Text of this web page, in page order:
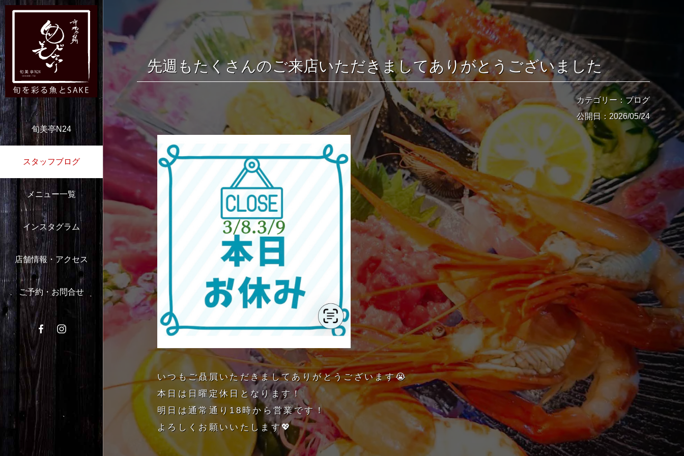
旬美亭N24
スタッフブログ
メニュー一覧
インスタグラム
店舗情報・アクセス
ご予約・お問合せ
先週もたくさんのご来店いただきましてありがとうございました
カテゴリー：ブログ
公開日：2026/05/24
いつもご贔屓いただきましてありがとうございます😭
本日は日曜定休日となります！
明日は通常通り18時から営業です！
よろしくお願いいたします💖